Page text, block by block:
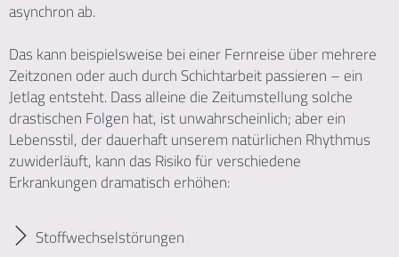
asynchron ab.
Das kann beispielsweise bei einer Fernreise über mehrere
Zeitzonen oder auch durch Schichtarbeit passieren – ein
Jetlag entsteht. Dass alleine die Zeitumstellung solche
drastischen Folgen hat, ist unwahrscheinlich; aber ein
Lebensstil, der dauerhaft unserem natürlichen Rhythmus
zuwiderläuft, kann das Risiko für verschiedene
Erkrankungen dramatisch erhöhen:
Stoffwechselstörungen